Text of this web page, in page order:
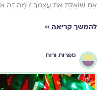
אַתְּ שׁוֹאֶלֶת אֶת עַצְמֵךְ / מָה זֶה אֹמֶר
להמשך קריאה ››
ספרות ורוח